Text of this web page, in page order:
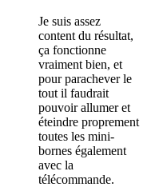
Je suis assez
content du résultat,
ça fonctionne
vraiment bien, et
pour parachever le
tout il faudrait
pouvoir allumer et
éteindre proprement
toutes les mini-
bornes également
avec la
télécommande.